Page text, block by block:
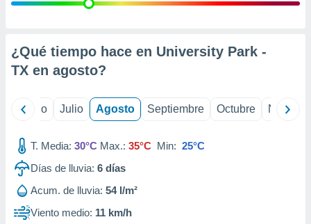
e
mediante
de
1199
¿Qué tiempo hace en University Park -
TX en agosto?
Junio Julio Agosto Septiembre Octubre
T. Media: 30°C Max.: 35°C Min: 25°C
Días de lluvia: 6 días
Acum. de lluvia: 54 l/m²
Viento medio: 11 km/h